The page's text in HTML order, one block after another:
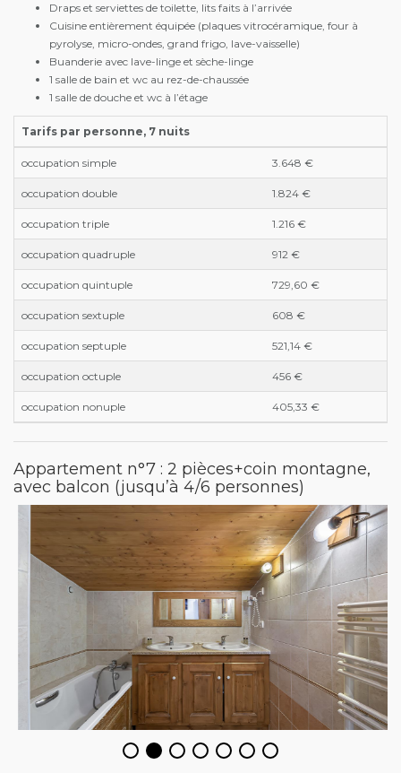
Draps et serviettes de toilette, lits faits à l’arrivée
Cuisine entièrement équipée (plaques vitrocéramique, four à
pyrolyse, micro-ondes, grand frigo, lave-vaisselle)
Buanderie avec lave-linge et sèche-linge
1 salle de bain et wc au rez-de-chaussée
1 salle de douche et wc à l’étage
Tarifs par personne, 7 nuits
occupation simple 3.648 €
occupation double 1.824 €
occupation triple 1.216 €
occupation quadruple 912 €
occupation quintuple 729,60 €
occupation sextuple 608 €
occupation septuple 521,14 €
occupation octuple 456 €
occupation nonuple 405,33 €
Appartement n°7 : 2 pièces+coin montagne,
avec balcon (jusqu’à 4/6 personnes)